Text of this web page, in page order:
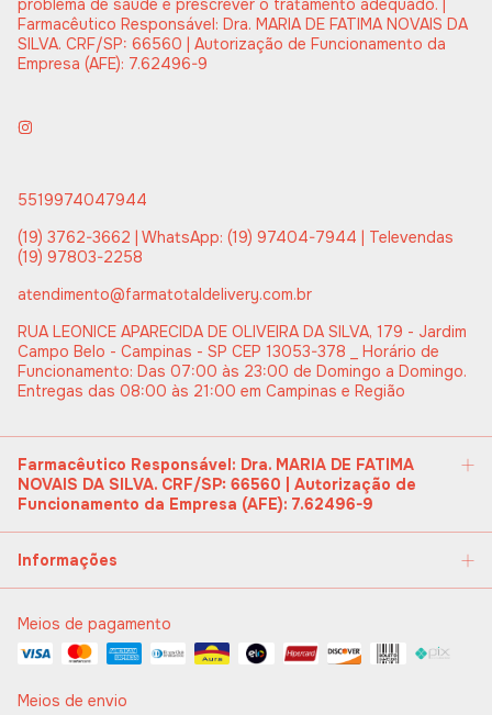
problema de saúde e prescrever o tratamento adequado. |
Farmacêutico Responsável: Dra. MARIA DE FATIMA NOVAIS DA
SILVA. CRF/SP: 66560 | Autorização de Funcionamento da
Empresa (AFE): 7.62496-9
5519974047944
(19) 3762-3662 | WhatsApp: (19) 97404-7944 | Televendas
(19) 97803-2258
atendimento@farmatotaldelivery.com.br
RUA LEONICE APARECIDA DE OLIVEIRA DA SILVA, 179 - Jardim
Campo Belo - Campinas - SP CEP 13053-378 _ Horário de
Funcionamento: Das 07:00 às 23:00 de Domingo a Domingo.
Entregas das 08:00 às 21:00 em Campinas e Região
Farmacêutico Responsável: Dra. MARIA DE FATIMA
NOVAIS DA SILVA. CRF/SP: 66560 | Autorização de
Funcionamento da Empresa (AFE): 7.62496-9
Informações
Meios de pagamento
Meios de envio